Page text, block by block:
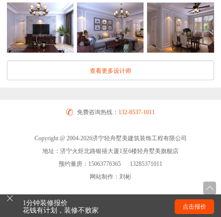
查看更多设计师
免费咨询热线： 132-8537-1011
Copyright @ 2004-2026济宁轻舟墅美建筑装饰工程有限公司
地址：济宁火炬北路银禧大厦1至6楼轻舟墅美旗舰店
预约量房：15063776365 13285371011
网站制作：刘彬
1分钟装修报价
花钱有计划，装修不败家
点击报价